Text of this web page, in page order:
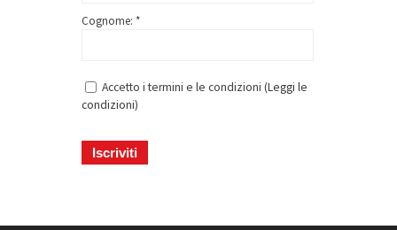
Cognome: *
Accetto i termini e le condizioni (Leggi le
condizioni)